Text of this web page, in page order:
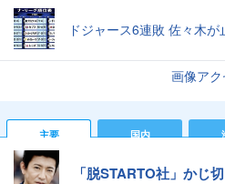
ドジャース6連敗 佐々木が
画像ア
主要 国内
「脱STARTO社」かじ